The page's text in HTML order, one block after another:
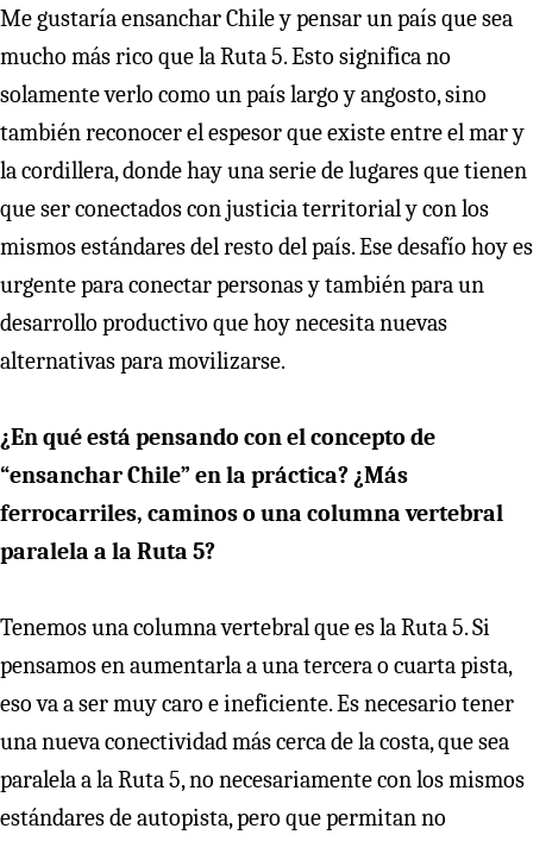
Me gustaría ensanchar Chile y pensar un país que sea
mucho más rico que la Ruta 5. Esto significa no
solamente verlo como un país largo y angosto, sino
también reconocer el espesor que existe entre el mar y
la cordillera, donde hay una serie de lugares que tienen
que ser conectados con justicia territorial y con los
mismos estándares del resto del país. Ese desafío hoy es
urgente para conectar personas y también para un
desarrollo productivo que hoy necesita nuevas
alternativas para movilizarse.
¿En qué está pensando con el concepto de
“ensanchar Chile” en la práctica? ¿Más
ferrocarriles, caminos o una columna vertebral
paralela a la Ruta 5?
Tenemos una columna vertebral que es la Ruta 5. Si
pensamos en aumentarla a una tercera o cuarta pista,
eso va a ser muy caro e ineficiente. Es necesario tener
una nueva conectividad más cerca de la costa, que sea
paralela a la Ruta 5, no necesariamente con los mismos
estándares de autopista, pero que permitan no